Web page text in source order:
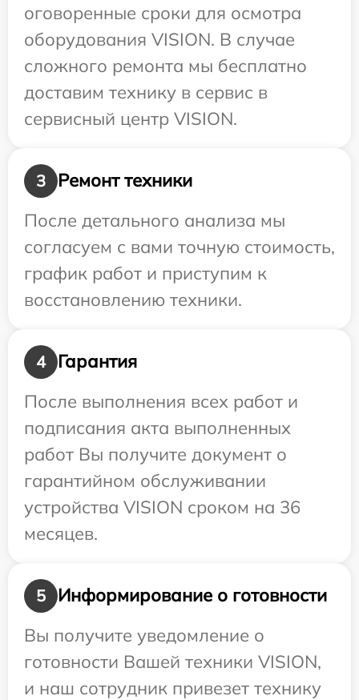
оговоренные сроки для осмотра
оборудования VISION. В случае
сложного ремонта мы бесплатно
доставим технику в сервис в
сервисный центр VISION.
3
Ремонт техники
После детального анализа мы
согласуем с вами точную стоимость,
график работ и приступим к
восстановлению техники.
4
Гарантия
После выполнения всех работ и
подписания акта выполненных
работ Вы получите документ о
гарантийном обслуживании
устройства VISION сроком на 36
месяцев.
5
Информирование о готовности
Вы получите уведомление о
готовности Вашей техники VISION,
и наш сотрудник привезет технику